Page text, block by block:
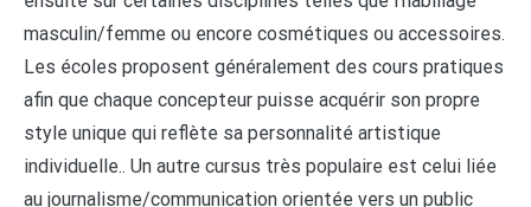
masculin/femme ou encore cosmétiques ou accessoires.
Les écoles proposent généralement des cours pratiques
afin que chaque concepteur puisse acquérir son propre
style unique qui reflète sa personnalité artistique
individuelle.. Un autre cursus très populaire est celui liée
au journalisme/communication orientée vers un public